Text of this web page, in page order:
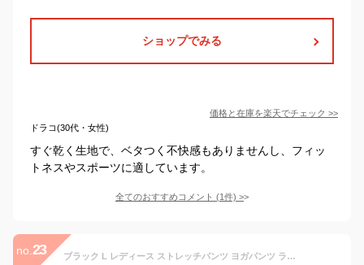
ショップでみる
価格と在庫を楽天でチェック >>
ドラコ(30代・女性)
すぐ乾く生地で、ベタつく不快感もありませんし、フィッ
トネスやスポーツに適しています。
全てのおすすめコメント (1件) >
no. 23 ブラック L レディース ストレッチパンツ ヨガパンツ ランニングパンツ トレーニングパンツ 痩せシルエット 速乾 ドライパンツ ズボン 釣り 登山 ウェーダー インナー 春 夏 秋 軽量 UVカット アウトドア 川 公園 グッズ キャンプ 自転車 涼しい ウェア ウミネコ